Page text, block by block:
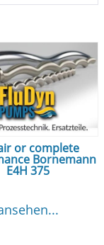
or complete
Bornemann
E4H 375